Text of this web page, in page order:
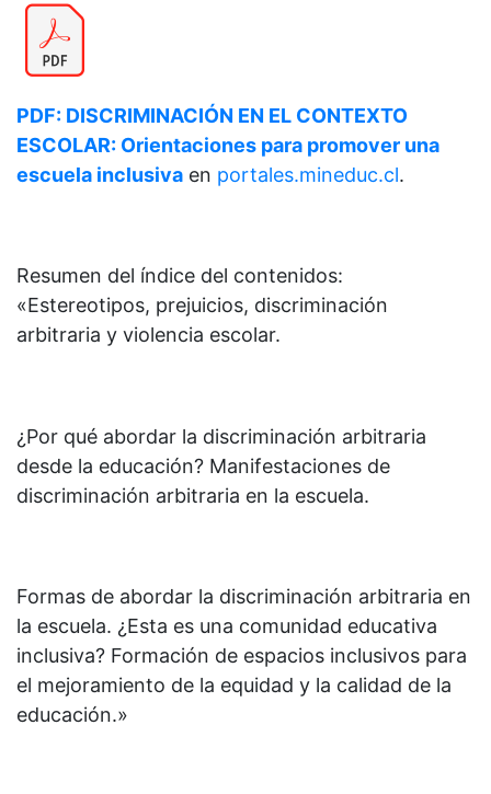
PDF: DISCRIMINACIÓN EN EL CONTEXTO
ESCOLAR: Orientaciones para promover una
escuela inclusiva en portales.mineduc.cl.
Resumen del índice del contenidos:
«Estereotipos, prejuicios, discriminación
arbitraria y violencia escolar.
¿Por qué abordar la discriminación arbitraria
desde la educación? Manifestaciones de
discriminación arbitraria en la escuela.
Formas de abordar la discriminación arbitraria en
la escuela. ¿Esta es una comunidad educativa
inclusiva? Formación de espacios inclusivos para
el mejoramiento de la equidad y la calidad de la
educación.»